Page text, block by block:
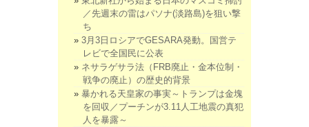
／先週末の雷はパソナ(淡路島)を狙い撃
ち
3月3日ロシアでGESARA発動。国営テ
レビで全国民に公表
ネサラゲサラ法（FRB廃止・金本位制・
戦争の廃止）の歴史的背景
暴かれる天皇家の事実～トランプは金塊
を回収／プーチンが3.11人工地震の真犯
人を暴露～